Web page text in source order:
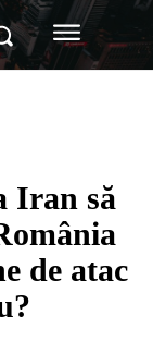
Iran să
de atac